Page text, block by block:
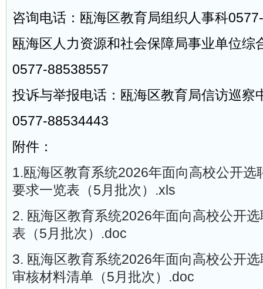
咨询电话：瓯海区教育局组织人事科
瓯海区人力资源和社会保障局事业单位综
0577-88538557
投诉与举报电话：瓯海区教育局信访巡察
0577-88534443
附件：
1.瓯海区教育系统2026年面向高校公开选
要求一览表（5月批次）.xls
2. 瓯海区教育系统2026年面向高校公开
表（5月批次）.doc
3. 瓯海区教育系统2026年面向高校公开
审核材料清单（5月批次）.doc